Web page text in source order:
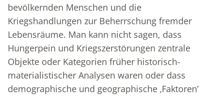
bevölkernden Menschen und die
Kriegshandlungen zur Beherrschung fremder
Lebensräume. Man kann nicht sagen, dass
Hungerpein und Kriegszerstörungen zentrale
Objekte oder Kategorien früher historisch-
materialistischer Analysen waren oder dass
demographische und geographische ‚Faktoren’